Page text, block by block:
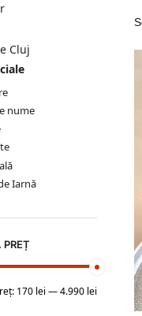
Cluj
nume
Iarnă
170 lei —4.990 lei